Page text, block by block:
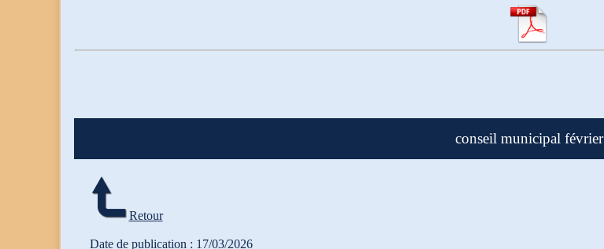
conseil municipal février
Retour
Date de publication : 17/03/2026